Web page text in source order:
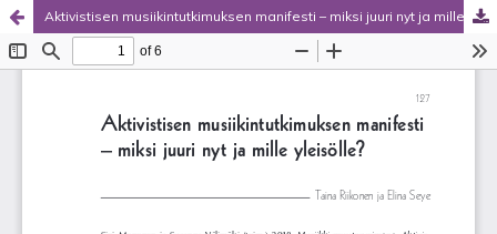
Aktivistisen musiikintutkimuksen manifesti – miksi juuri nyt ja mille yleisölle?
Tieteellisten seurain valtuuskunta